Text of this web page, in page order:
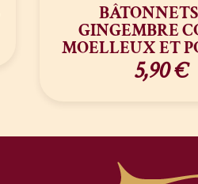
GINGEMBRE
MOELLEUX ET
5,90€